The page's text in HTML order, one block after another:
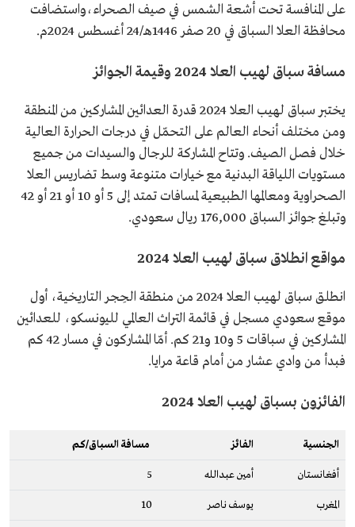
على المنافسة تحت أشعة الشمس في صيف الصحراء،واستضافت
محافظة العلا السباق في 20 صفر 1446هـ/24 أغسطس 2024م.
مسافة سباق لهيب العلا 2024 وقيمة الجوائز
يختبر سباق لهيب العلا 2024 قدرة العدائين المشاركين من المنطقة
ومن مختلف أنحاء العالم على التحمّل في درجات الحرارة العالية
خلال فصل الصيف. وتتاح المشاركة للرجال والسيدات من جميع
مستويات اللياقة البدنية مع خيارات متنوعة وسط تضاريس العلا
الصحراوية ومعالمها الطبيعية لمسافات تمتد إلى 5 أو 10 أو 21 أو 42
وتبلغ جوائز السباق 176,000 ريال سعودي.
مواقع انطلاق سباق لهيب العلا 2024
انطلق سباق لهيب العلا 2024 من منطقة الحِجر التاريخية، أول
موقع سعودي مسجل في قائمة التراث العالمي لليونسكو، للعدائين
المشاركين في سباقات 5 و10 و21 كم. أمّا المشاركون في مسار 42 كم
فبدأ من وادي عشار من أمام قاعة مرايا.
الفائزون بسباق لهيب العلا 2024
الجنسية الفائز مسافة السباق/كم
أفغانستان أمين عبدالله 5
المغرب يوسف ناصر 10